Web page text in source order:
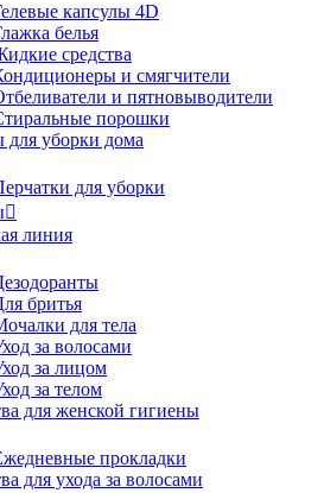
капсулы 4D
белья
средства
и смягчители
и пятновыводители
порошки
для уборки дома
для уборки

линия
бритья
для тела
за волосами
за лицом
за телом
для женской гигиены
прокладки
для ухода за волосами